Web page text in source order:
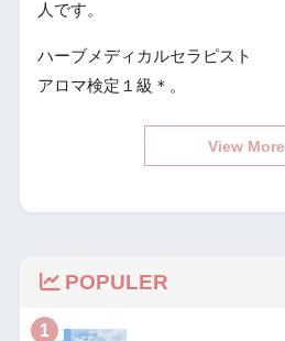
人です。
ハーブメディカルセラピスト
アロマ検定１級＊。
View More
POPULER
1